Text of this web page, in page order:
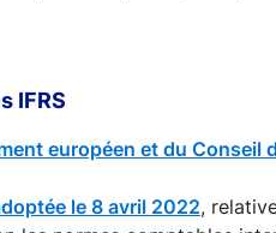
IFRS
européen et du Conseil
le 8 avril 2022,